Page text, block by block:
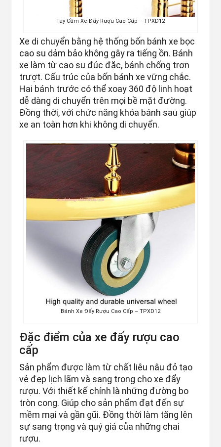
Tay Cầm Xe Đẩy Rượu Cao Cấp – TPXD12
Xe di chuyển bằng hệ thống bốn bánh xe bọc
cao su dảm bảo không gây ra tiếng ồn. Bánh
xe làm từ cao su đúc đặc, bánh chống trơn
trượt. Cấu trúc của bốn bánh xe vững chắc.
Hai bánh trước có thể xoay 360 độ linh hoạt
dễ dàng di chuyển trên mọi bề mặt đường.
Đồng thời, với chức năng khóa bánh sau giúp
xe an toàn hơn khi không di chuyển.
Bánh Xe Đẩy Rượu Cao Cấp – TPXD12
Đặc điểm của xe đấy rượu cao
cấp
Sản phẩm được làm từ chất liêu nâu đỏ tạo
vẻ đẹp lịch lãm và sang trọng cho xe đẩy
rượu. Với thiết kế chính là những đường bo
tròn cong. Giúp cho sản phẩm đạt đến sự
mềm mại và gần gũi. Đồng thời làm tăng lên
sự sang trọng và quý giá của những chai
rượu.